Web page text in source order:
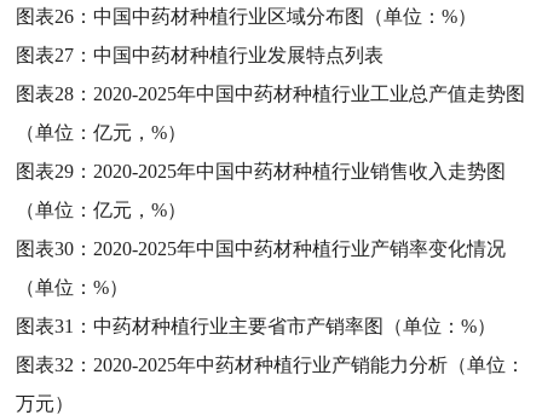
图表26：中国中药材种植行业区域分布图（单位：%）
图表27：中国中药材种植行业发展特点列表
图表28： 2020-2025年中国中药材种植行业工业总产值走势图
（单位：亿元，%）
图表29： 2020-2025年中国中药材种植行业销售收入走势图
（单位：亿元，%）
图表30： 2020-2025年中国中药材种植行业产销率变化情况
（单位：%）
图表31：中药材种植行业主要省市产销率图（单位：%）
图表32： 2020-2025年中药材种植行业产销能力分析（单位：
万元）